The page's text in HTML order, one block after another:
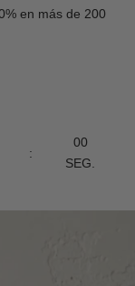
en más de 200
:
00
SEG.